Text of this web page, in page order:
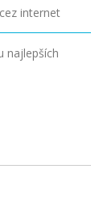
internet
najlepších